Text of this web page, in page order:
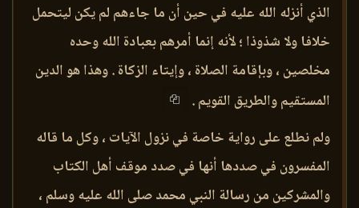
الذي أنزله الله عليه في حين أن ما جاءهم لم يكن ليتحمل
خلافا ولا شذوذا ؛ لأنه إنما أمرهم بعبادة الله وحده
مخلصين ، وبإقامة الصلاة ، وإيتاء الزكاة . وهذا هو الدين
المستقيم والطريق القويم .
ولم نطلع على رواية خاصة في نزول الآيات ، وكل ما قاله
المفسرون في صددها أنها في صدد موقف أهل الكتاب
والمشركين من رسالة النبي محمد صلى الله عليه وسلم ،